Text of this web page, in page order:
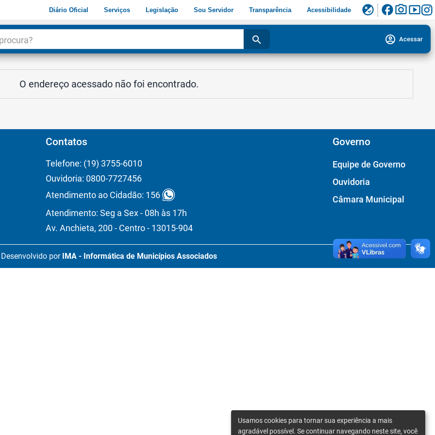
Diário Oficial Serviços Legislação Sou Servidor Transparência Acessibilidade flaky facebookphoto_camerasmart_display
search account_circle Acessar
O endereço acessado não foi encontrado.
Contatos
Telefone: (19) 3755-6010
Ouvidoria: 0800-7727456
Atendimento ao Cidadão: 156
Atendimento: Seg a Sex - 08h às 17h
Av. Anchieta, 200 - Centro - 13015-904
Governo
Equipe de Governo
Ouvidoria
Câmara Municipal
Desenvolvido por IMA - Informática de Municípios Associados
Usamos cookies para tornar sua experiência a mais
agradável possível. Se continuar navegando neste site, você